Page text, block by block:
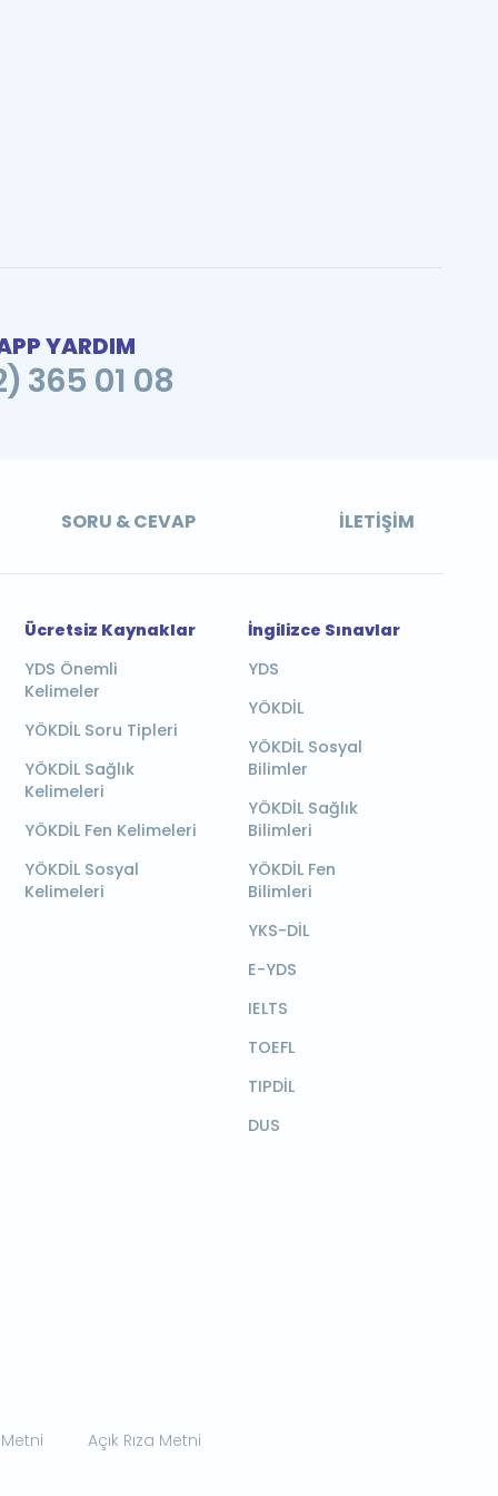
YARDIM
365 01 08
SORU & CEVAP İLETIŞIM
Ücretsiz Kaynaklar
YDS Önemli
Kelimeler
YÖKDİL Soru Tipleri
YÖKDİL Sağlık
Kelimeleri
YÖKDİL Fen Kelimeleri
YÖKDİL Sosyal
Kelimeleri
İngilizce Sınavlar
YDS
YÖKDİL
YÖKDİL Sosyal
Bilimler
YÖKDİL Sağlık
Bilimleri
YÖKDİL Fen
Bilimleri
YKS-DİL
E-YDS
IELTS
TOEFL
TIPDİL
DUS
Açık Rıza Metni